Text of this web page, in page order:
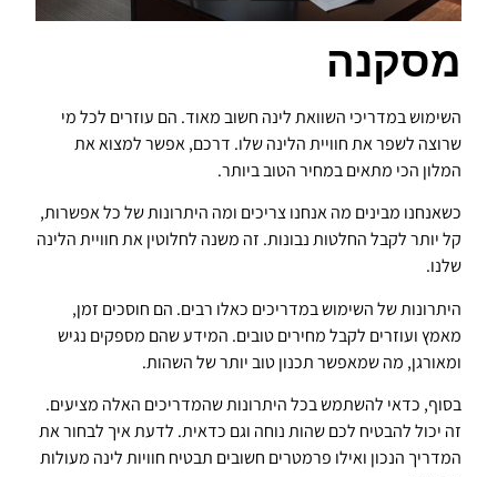
מסקנה
השימוש במדריכי השוואת לינה חשוב מאוד. הם עוזרים לכל מי
שרוצה לשפר את חוויית הלינה שלו. דרכם, אפשר למצוא את
המלון הכי מתאים במחיר הטוב ביותר.
כשאנחנו מבינים מה אנחנו צריכים ומה היתרונות של כל אפשרות,
קל יותר לקבל החלטות נבונות. זה משנה לחלוטין את חוויית הלינה
שלנו.
היתרונות של השימוש במדריכים כאלו רבים. הם חוסכים זמן,
מאמץ ועוזרים לקבל מחירים טובים. המידע שהם מספקים נגיש
ומאורגן, מה שמאפשר תכנון טוב יותר של השהות.
בסוף, כדאי להשתמש בכל היתרונות שהמדריכים האלה מציעים.
זה יכול להבטיח לכם שהות נוחה וגם כדאית. לדעת איך לבחור את
המדריך הנכון ואילו פרמטרים חשובים תבטיח חוויות לינה מעולות